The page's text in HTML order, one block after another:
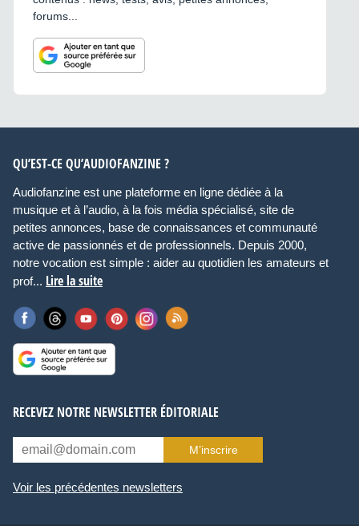
forums...
QU’EST-CE QU’AUDIOFANZINE ?
Audiofanzine est une plateforme en ligne dédiée à la
musique et à l’audio, à la fois média spécialisé, site de
petites annonces, base de connaissances et communauté
active de passionnés et de professionnels. Depuis 2000,
notre vocation est simple : aider au quotidien les amateurs et
prof... Lire la suite
RECEVEZ NOTRE NEWSLETTER ÉDITORIALE
M’inscrire
Voir les précédentes newsletters